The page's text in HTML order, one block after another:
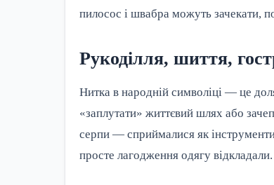
пилосос і швабра можуть зачекати,
Рукоділля, шиття,
Нитка в народній символіці — це
«заплутати» життєвий шлях або
серпи — сприймалися як
просте лагодження одягу відкладали.